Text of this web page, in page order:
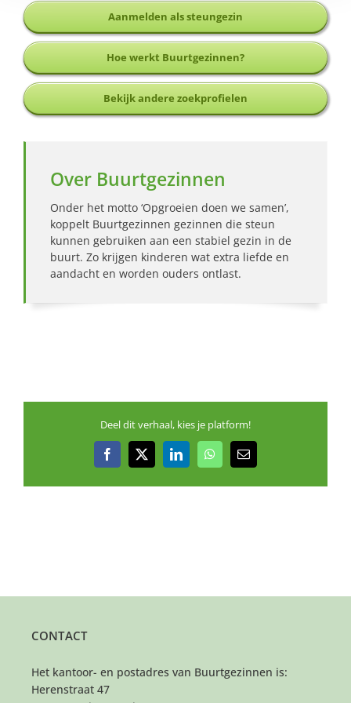
Aanmelden als steungezin
Hoe werkt Buurtgezinnen?
Bekijk andere zoekprofielen
Over Buurtgezinnen
Onder het motto ‘Opgroeien doen we samen’,
koppelt Buurtgezinnen gezinnen die steun
kunnen gebruiken aan een stabiel gezin in de
buurt. Zo krijgen kinderen wat extra liefde en
aandacht en worden ouders ontlast.
Deel dit verhaal, kies je platform!
Facebook
X LinkedInWhatsApp
E-
CONTACT
Het kantoor- en postadres van Buurtgezinnen is:
Herenstraat 47